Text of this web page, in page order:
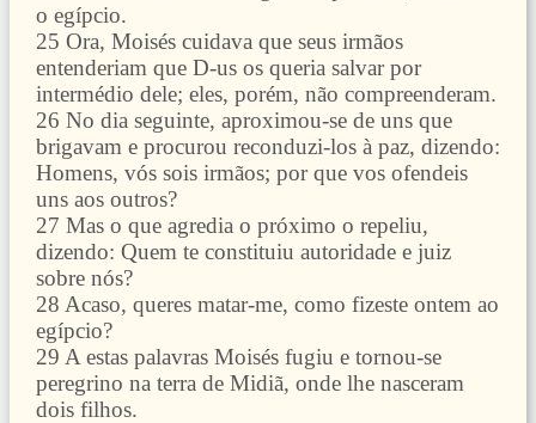
o egípcio.
25 Ora, Moisés cuidava que seus irmãos
entenderiam que D-us os queria salvar por
intermédio dele; eles, porém, não compreenderam.
26 No dia seguinte, aproximou-se de uns que
brigavam e procurou reconduzi-los à paz, dizendo:
Homens, vós sois irmãos; por que vos ofendeis
uns aos outros?
27 Mas o que agredia o próximo o repeliu,
dizendo: Quem te constituiu autoridade e juiz
sobre nós?
28 Acaso, queres matar-me, como fizeste ontem ao
egípcio?
29 A estas palavras Moisés fugiu e tornou-se
peregrino na terra de Midiã, onde lhe nasceram
dois filhos.